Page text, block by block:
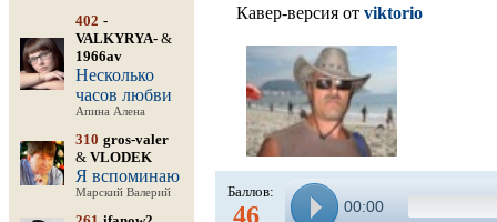
402 -
VALKYRYA- &
1966av
Несколько
часов любви
Апина Алена
310 gros-valer
& VLODEK
Я вспоминаю
Марский Валерий
Кавер-версия от viktorio
Баллов:
46 00:00